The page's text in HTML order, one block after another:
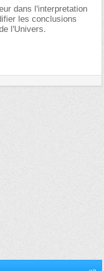
dans l'interpretation
les conclusions
l'Univers.